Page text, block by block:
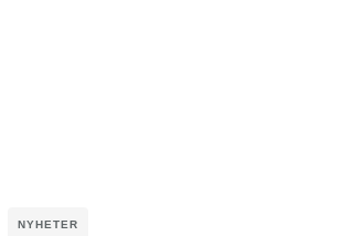
NYHETER